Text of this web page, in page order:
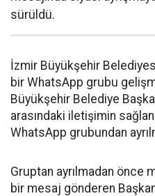
sürüldü.
İzmir Büyükşehir
bir WhatsApp grubu
Büyükşehir Belediye
arasındaki iletişimin
WhatsApp grubundan
Gruptan ayrılmadan önce
bir mesaj gönderen